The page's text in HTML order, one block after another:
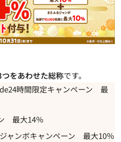
をあわせた総称です。
時間限定キャンペーン 最
最大14％
ャンボキャンペーン 最大10％